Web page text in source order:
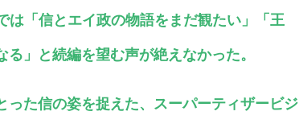
は「信とエイ政の物語をまだ観たい」「王
」と続編を望む声が絶えなかった。
た信の姿を捉えた、スーパーティザービジ